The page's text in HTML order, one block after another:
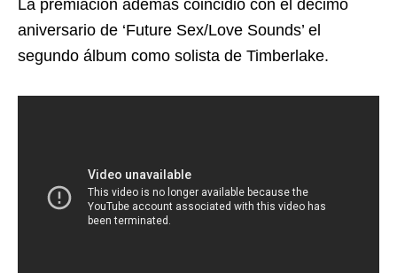
La premiación además coincidió con el décimo
aniversario de ‘Future Sex/Love Sounds’ el
segundo álbum como solista de Timberlake.